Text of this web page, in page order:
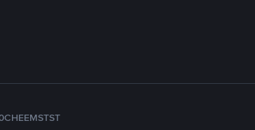
TST